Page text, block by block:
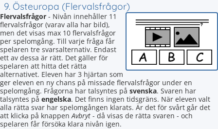
9. Östeuropa (Flervalsfrågor)
Flervalsfrågor - Nivån innehåller 11
flervalsfrågor (varav alla har bild),
men det visas max 10 flervalsfrågor
per spelomgång. Till varje fråga får
spelaren tre svarsalternativ. Endast
ett av dessa är rätt. Det gäller för
spelaren att hitta det rätta
alternativet. Eleven har 3 hjärtan som
ger eleven en ny chans på missade flervalsfrågor under en
spelomgång. Frågorna har talsyntes på svenska. Svaren har
talsyntes på engelska. Det finns ingen tidsgräns. När eleven valt
alla rätta svar har spelomgången klarats. Är det för svårt går det
att klicka på knappenAvbryt - då visas de rätta svaren - och
spelaren får försöka klara nivån igen.